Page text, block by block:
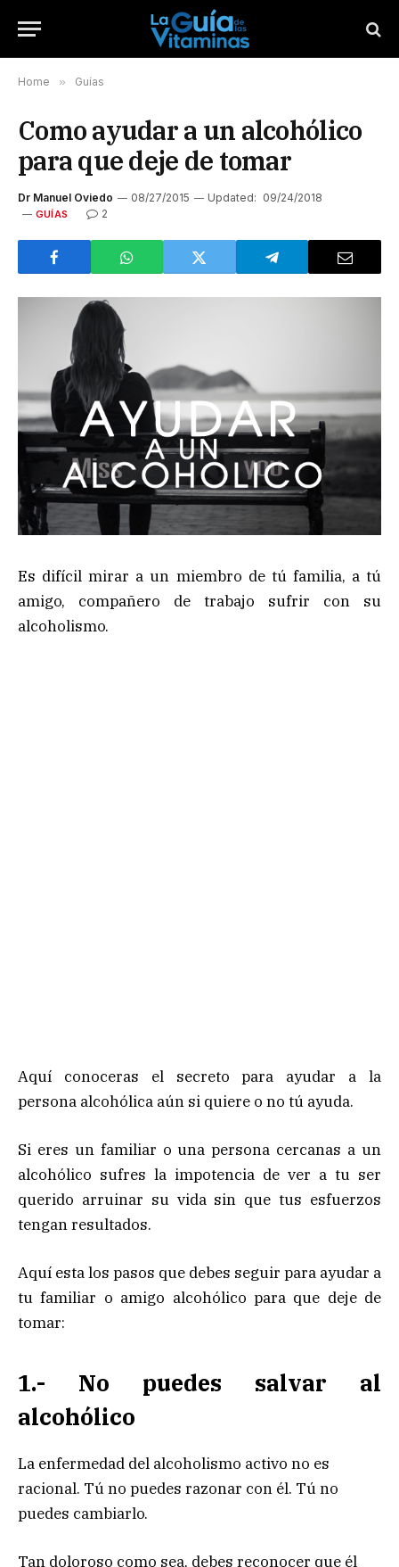
Home » Guías
Como ayudar a un alcohólico
para que deje de tomar
Dr Manuel Oviedo 08/27/2015 Updated: 09/24/2018
GUÍAS 2
Es difícil mirar a un miembro de tú familia, a tú
amigo, compañero de trabajo sufrir con su
alcoholismo.
Aquí conoceras el secreto para ayudar a la
persona alcohólica aún si quiere o no tú ayuda.
Si eres un familiar o una persona cercanas a un
alcohólico sufres la impotencia de ver a tu ser
querido arruinar su vida sin que tus esfuerzos
tengan resultados.
Aquí esta los pasos que debes seguir para ayudar a
tu familiar o amigo alcohólico para que deje de
tomar:
1.- No puedes salvar al
alcohólico
La enfermedad del alcoholismo activo no es
racional. Tú no puedes razonar con él. Tú no
puedes cambiarlo.
Tan doloroso como sea, debes reconocer que él